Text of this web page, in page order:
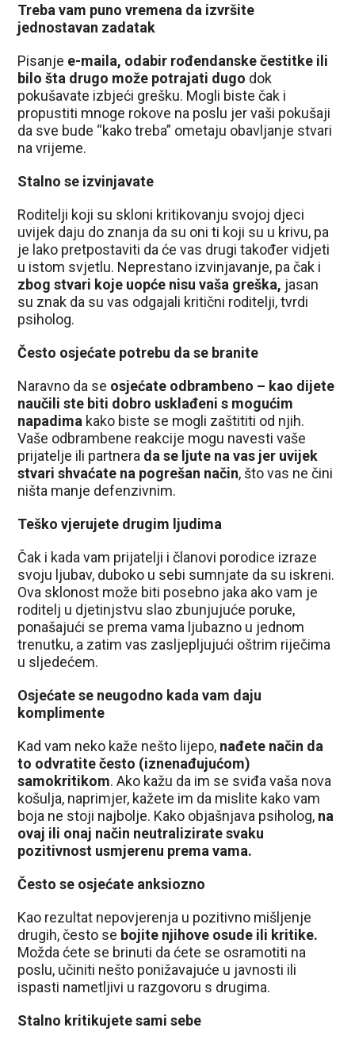
Treba vam puno vremena da izvršite
jednostavan zadatak
Pisanje e-maila, odabir rođendanske čestitke ili
bilo šta drugo može potrajati dugo dok
pokušavate izbjeći grešku. Mogli biste čak i
propustiti mnoge rokove na poslu jer vaši pokušaji
da sve bude “kako treba” ometaju obavljanje stvari
na vrijeme.
Stalno se izvinjavate
Roditelji koji su skloni kritikovanju svojoj djeci
uvijek daju do znanja da su oni ti koji su u krivu, pa
je lako pretpostaviti da će vas drugi također vidjeti
u istom svjetlu. Neprestano izvinjavanje, pa čak i
zbog stvari koje uopće nisu vaša greška, jasan
su znak da su vas odgajali kritični roditelji, tvrdi
psiholog.
Često osjećate potrebu da se branite
Naravno da se osjećate odbrambeno – kao dijete
naučili ste biti dobro usklađeni s mogućim
napadima kako biste se mogli zaštititi od njih.
Vaše odbrambene reakcije mogu navesti vaše
prijatelje ili partnera da se ljute na vas jer uvijek
stvari shvaćate na pogrešan način, što vas ne čini
ništa manje defenzivnim.
Teško vjerujete drugim ljudima
Čak i kada vam prijatelji i članovi porodice izraze
svoju ljubav, duboko u sebi sumnjate da su iskreni.
Ova sklonost može biti posebno jaka ako vam je
roditelj u djetinjstvu slao zbunjujuće poruke,
ponašajući se prema vama ljubazno u jednom
trenutku, a zatim vas zasljepljujući oštrim riječima
u sljedećem.
Osjećate se neugodno kada vam daju
komplimente
Kad vam neko kaže nešto lijepo, nađete način da
to odvratite često (iznenađujućom)
samokritikom. Ako kažu da im se sviđa vaša nova
košulja, naprimjer, kažete im da mislite kako vam
boja ne stoji najbolje. Kako objašnjava psiholog, na
ovaj ili onaj način neutralizirate svaku
pozitivnost usmjerenu prema vama.
Često se osjećate anksiozno
Kao rezultat nepovjerenja u pozitivno mišljenje
drugih, često se bojite njihove osude ili kritike.
Možda ćete se brinuti da ćete se osramotiti na
poslu, učiniti nešto ponižavajuće u javnosti ili
ispasti nametljivi u razgovoru s drugima.
Stalno kritikujete sami sebe